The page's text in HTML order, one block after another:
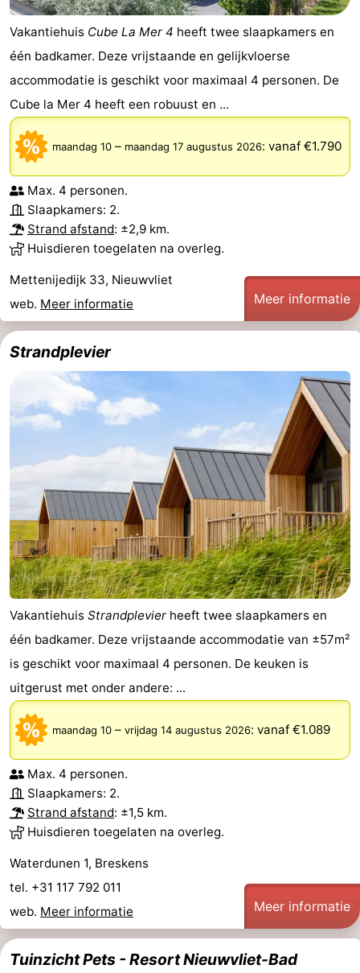
Vakantiehuis Cube La Mer 4 heeft twee slaapkamers en
één badkamer. Deze vrijstaande en gelijkvloerse
accommodatie is geschikt voor maximaal 4 personen. De
Cube la Mer 4 heeft een robuust en ...
maandag 10 – maandag 17 augustus 2026: vanaf €1.790
Max. 4 personen.
Slaapkamers: 2.
Strand afstand: ±2,9 km.
Huisdieren toegelaten na overleg.
Mettenijedijk 33, Nieuwvliet
web. Meer informatie Meer informatie
Strandplevier
Vakantiehuis Strandplevier heeft twee slaapkamers en
één badkamer. Deze vrijstaande accommodatie van ±57m²
is geschikt voor maximaal 4 personen. De keuken is
uitgerust met onder andere: ...
maandag 10 – vrijdag 14 augustus 2026: vanaf €1.089
Max. 4 personen.
Slaapkamers: 2.
Strand afstand: ±1,5 km.
Huisdieren toegelaten na overleg.
Waterdunen 1, Breskens
tel. +31 117 792 011
web. Meer informatie Meer informatie
Tuinzicht Pets - Resort Nieuwvliet-Bad